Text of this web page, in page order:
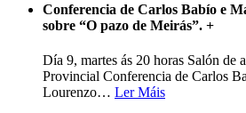
Conferencia de Carlos Babío e
sobre “O pazo de Meirás”. +
Día 9, martes ás 20 horas Salón de
Provincial Conferencia de Carlos
Lourenzo… Ler Máis